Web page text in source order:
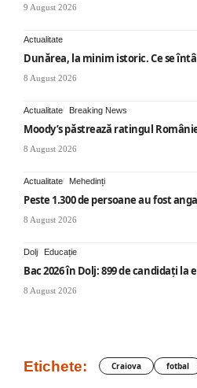
9 August 2026
Actualitate
Dunărea, la minim istoric. Ce se
8 August 2026
Actualitate Breaking News
Moody’s păstrează ratingul
8 August 2026
Actualitate Mehedinți
Peste 1.300 de persoane au fost
8 August 2026
Dolj Educație
Bac 2026 în Dolj: 899 de candidați la
8 August 2026
Etichete: Craiova fotbal